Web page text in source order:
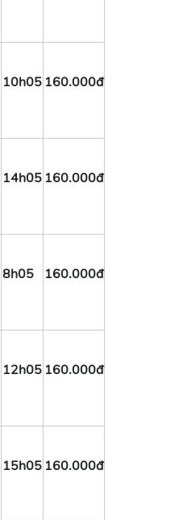
10h05 160.000đ
14h05 160.000đ
8h05 160.000đ
12h05 160.000đ
15h05 160.000đ